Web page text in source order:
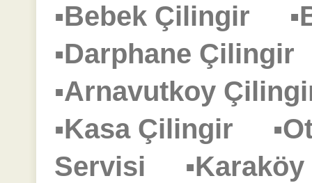
▪Bebek Çilingir
▪Darphane
▪Arnavutkoy
▪Kasa Çilingir
Servisi